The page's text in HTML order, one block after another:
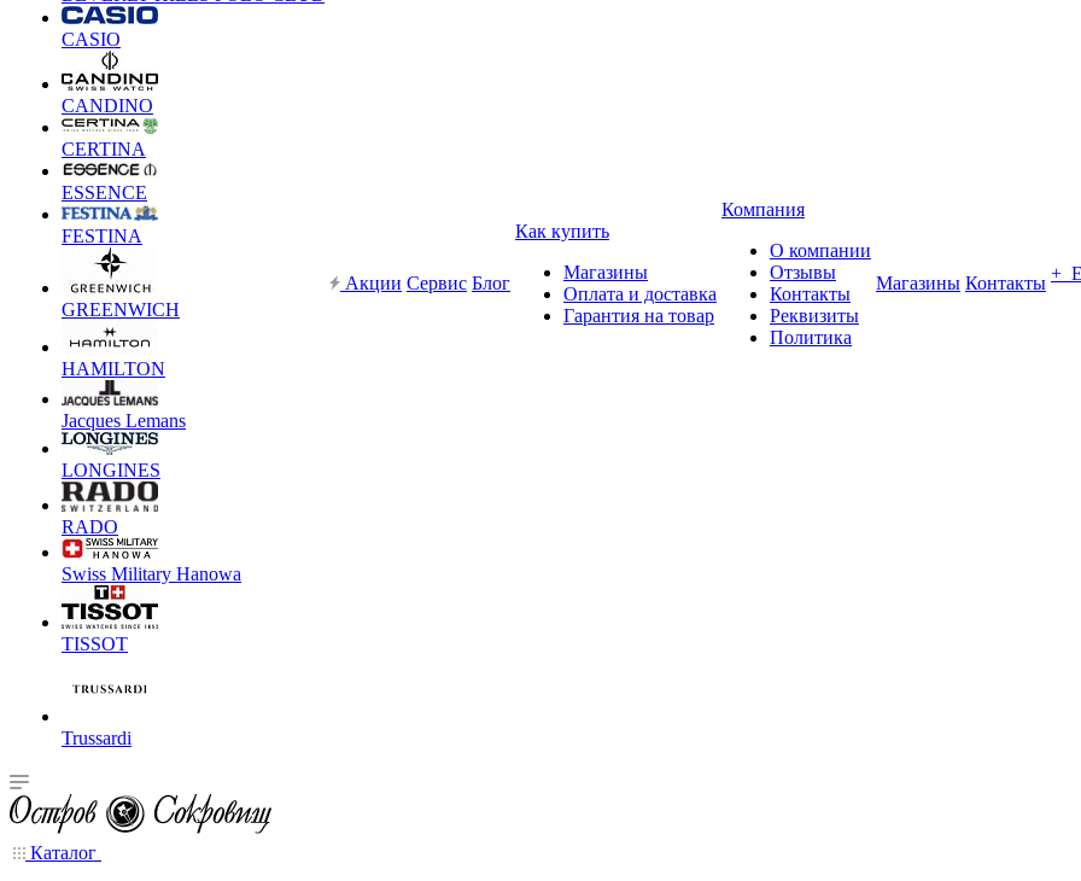
CASIO
CANDINO
CERTINA
ESSENCE
FESTINA
GREENWICH
HAMILTON
Jacques Lemans
LONGINES
RADO
Swiss Military Hanowa
TISSOT
Trussardi
Акции Сервис Блог
Как купить
Магазины
Оплата и доставка
Гарантия на товар
Компания
О компании
Отзывы
Контакты
Реквизиты
Политика
Магазины Контакты +
Каталог